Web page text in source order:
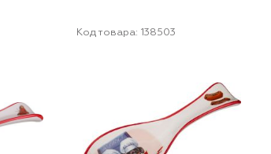
Код товара: 138503